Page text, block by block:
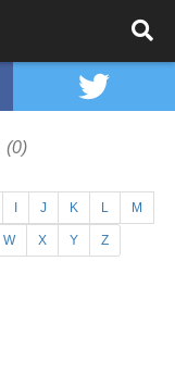
(0)
J K L M
W X Y Z